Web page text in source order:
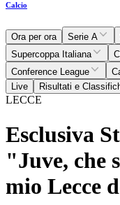
Calcio
Ora per ora Serie A
Supercoppa Italiana
Conference League
Live
Risultati e
LECCE
Esclusiva
"Juve, che
mio Lecce